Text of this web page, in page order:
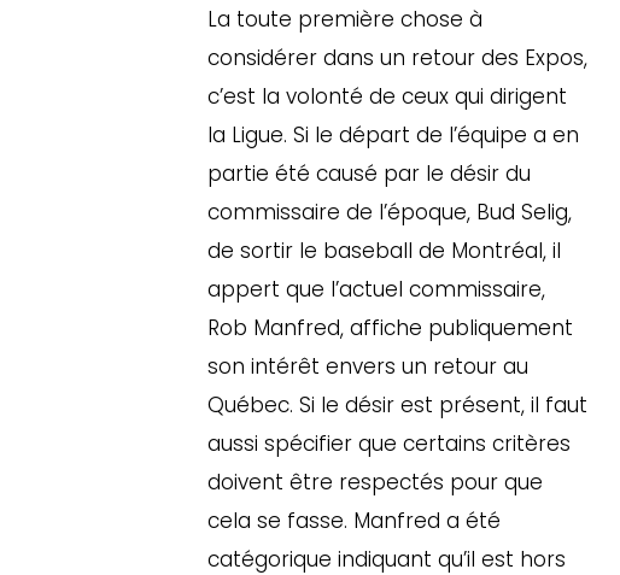
La toute première chose à
considérer dans un retour des Expos,
c’est la volonté de ceux qui dirigent
la Ligue. Si le départ de l’équipe a en
partie été causé par le désir du
commissaire de l’époque, Bud Selig,
de sortir le baseball de Montréal, il
appert que l’actuel commissaire,
Rob Manfred, affiche publiquement
son intérêt envers un retour au
Québec. Si le désir est présent, il faut
aussi spécifier que certains critères
doivent être respectés pour que
cela se fasse. Manfred a été
catégorique indiquant qu’il est hors